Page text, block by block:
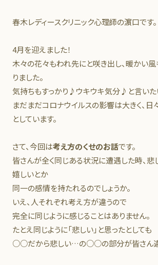
春木レディースクリニック心理師の濵口です。
4月を迎えました！
木々の花々もわれ先にと咲き出し、暖かい
りました。
気持ちもすっかり♪ウキウキ気分♪と言いた
まだまだコロナウイルスの影響は大きく、
としています。
さて、今回は考え方のくせのお話です。
皆さんが全く同じある状況に遭遇した時、
嬉しいとか
同一の感情を持たれるのでしょうか。
いえ、人それぞれ考え方が違うので
完全に同じように感じることはありません。
たとえ同じように「悲しい」と思ったとしても
○○だから悲しい…の○○の部分が皆さん違